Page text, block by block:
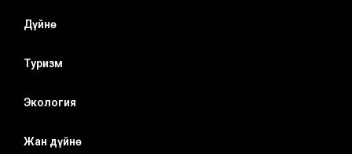
Дүйнө
Туризм
Экология
Жан дүйнө